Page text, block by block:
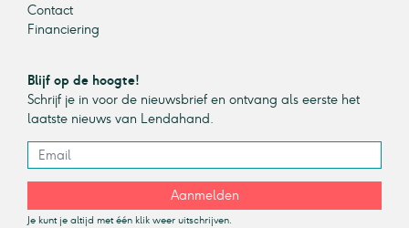
Contact
Financiering
Blijf op de hoogte!
Schrijf je in voor de nieuwsbrief en ontvang als eerste het
laatste nieuws van Lendahand.
Aanmelden
Je kunt je altijd met één klik weer uitschrijven.